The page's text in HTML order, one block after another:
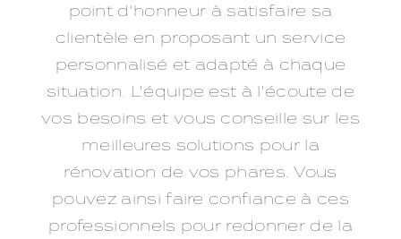
point d'honneur à satisfaire sa
clientèle en proposant un service
personnalisé et adapté à chaque
situation. L'équipe est à l'écoute de
vos besoins et vous conseille sur les
meilleures solutions pour la
rénovation de vos phares. Vous
pouvez ainsi faire confiance à ces
professionnels pour redonner de la